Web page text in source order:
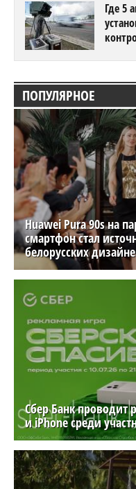
Где 5
ПОПУЛЯРНОЕ
Huawei Pura 90s на
смартфон стал
белорусских
Сбер Банк
и iPhone среди